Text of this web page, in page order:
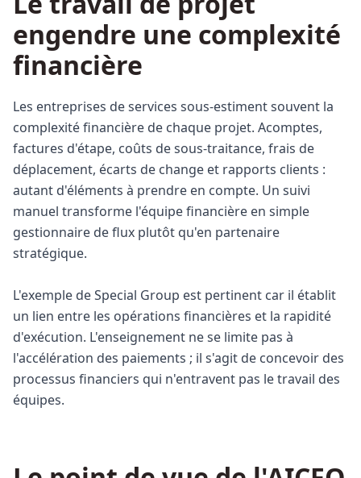
engendre une complexité
financière
Les entreprises de services sous-estiment souvent la
complexité financière de chaque projet. Acomptes,
factures d'étape, coûts de sous-traitance, frais de
déplacement, écarts de change et rapports clients :
autant d'éléments à prendre en compte. Un suivi
manuel transforme l'équipe financière en simple
gestionnaire de flux plutôt qu'en partenaire
stratégique.
L'exemple de Special Group est pertinent car il établit
un lien entre les opérations financières et la rapidité
d'exécution. L'enseignement ne se limite pas à
l'accélération des paiements ; il s'agit de concevoir des
processus financiers qui n'entravent pas le travail des
équipes.